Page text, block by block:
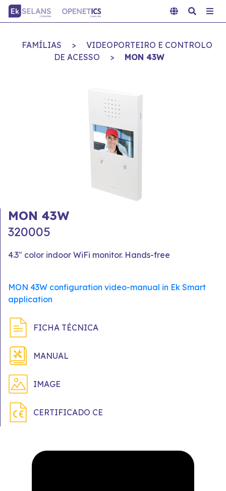
FAMÍLIAS >
VIDEOPORTEIRO E CONTROLO
DE ACESSO
> MON 43W
MON 43W
320005
4.3" color indoor WiFi monitor. Hands-free
MON 43W configuration video-manual in Ek Smart
application
FICHA TÉCNICA
MANUAL
IMAGE
CERTIFICADO CE